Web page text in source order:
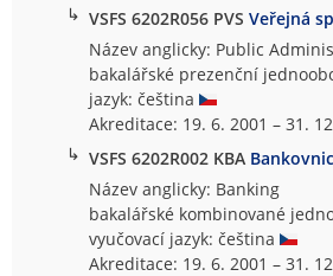
↳ VSFS 6202R056 PVSVeřejná
Název anglicky: Public
bakalářské prezenční
jazyk: čeština
Akreditace: 19. 6. 2001 – 31.
↳ VSFS 6202R002 KBA
Název anglicky: Banking
bakalářské kombinované
vyučovací jazyk: čeština
Akreditace: 19. 6. 2001 – 31.